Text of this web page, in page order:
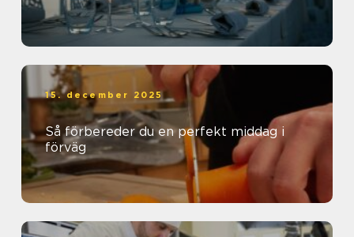
15. december 2025
Så förbereder du en perfekt middag i
förväg